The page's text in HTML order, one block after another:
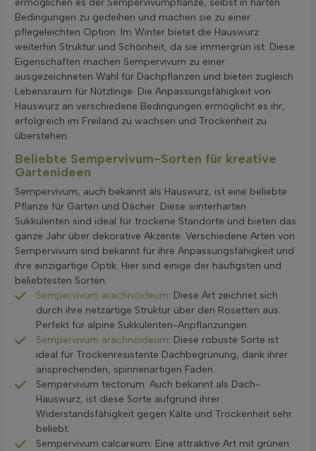
ermöglichen es der Sempervivumpflanze, selbst in harten
Bedingungen zu gedeihen und machen sie zu einer
pflegeleichten Option. Im Winter bietet die Hauswurz
weiterhin Struktur und Schönheit, da sie immergrün ist. Diese
Eigenschaften machen Sempervivum zu einer
ausgezeichneten Wahl für Dachpflanzen und bieten zugleich
Lebensraum für Nützlinge. Die Anpassungsfähigkeit von
Hauswurz an verschiedene Bedingungen ermöglicht es ihr,
erfolgreich im Freiland zu wachsen und Trockenheit zu
überstehen.
Beliebte Sempervivum-Sorten für kreative
Gartenideen
Sempervivum, auch bekannt als Hauswurz, ist eine beliebte
Pflanze für Gärten und Dächer. Diese winterharten
Sukkulenten sind ideal für trockene Standorte und bieten das
ganze Jahr über dekorative Akzente. Verschiedene Arten von
Sempervivum sind bekannt für ihre Anpassungsfähigkeit und
ihre einzigartige Optik. Hier sind einige der häufigsten und
beliebtesten Sorten:
Sempervivum arachnoideum: Diese Art zeichnet sich
durch ihre netzartige Struktur über den Rosetten aus.
Perfekt für alpine Sukkulenten-Anpflanzungen.
Sempervivum arachnoideum: Diese robuste Sorte ist
ideal für Trockenresistente Dachbegrünung, dank ihrer
ansprechenden, spinnenartigen Fäden.
Sempervivum tectorum: Auch bekannt als Dach-
Hauswurz, ist diese Sorte aufgrund ihrer
Widerstandsfähigkeit gegen Kälte und Trockenheit sehr
beliebt.
Sempervivum calcareum: Eine attraktive Art mit grünen